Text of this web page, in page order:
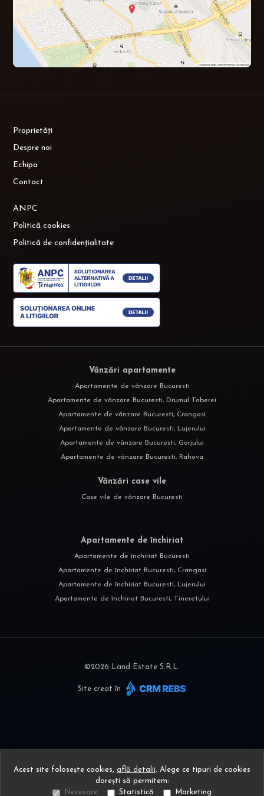
Proprietăți
Despre noi
Echipa
Contact
ANPC
Politică cookies
Politică de confidențialitate
Vânzări apartamente
Apartamente de vânzare Bucuresti
Apartamente de vânzare Bucuresti, Drumul Taberei
Apartamente de vânzare Bucuresti, Crangasi
Apartamente de vânzare Bucuresti, Lujerului
Apartamente de vânzare Bucuresti, Gorjului
Apartamente de vânzare Bucuresti, Rahova
Vânzări case vile
Case vile de vânzare Bucuresti
Apartamente de închiriat
Apartamente de închiriat Bucuresti
Apartamente de închiriat Bucuresti, Crangasi
Apartamente de închiriat Bucuresti, Lujerului
Apartamente de închiriat Bucuresti, Tineretului
©2026 Land Estate S.R.L.
Site creat în
Acest site folosește cookies, află detalii. Alege ce tipuri de cookies
dorești să permitem:
Necesare
Statistică Marketing